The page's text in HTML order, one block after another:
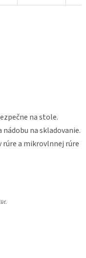
na stole.
na skladovanie.
rúre a mikrovlnnej rúre